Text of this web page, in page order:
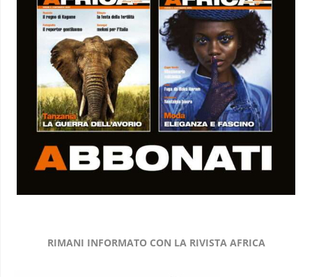
RIMANI INFORMATO CON LA RIVISTA AFRICA